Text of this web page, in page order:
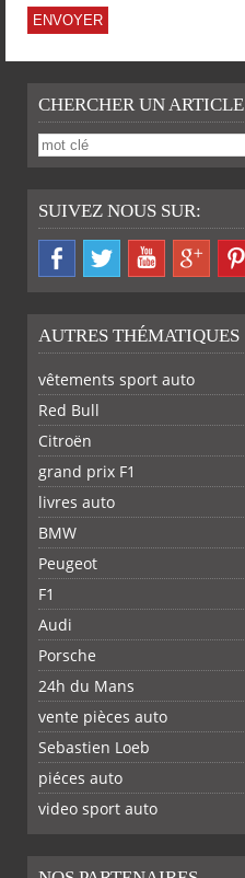
CHERCHER UN ARTICLE
SUIVEZ NOUS SUR:
FACEBOOKTWITTER
AUTRES THÉMATIQUES
vêtements sport auto
Red Bull
Citroën
grand prix F1
livres auto
BMW
Peugeot
F1
Audi
Porsche
24h du Mans
vente pièces auto
Sebastien Loeb
piéces auto
video sport auto